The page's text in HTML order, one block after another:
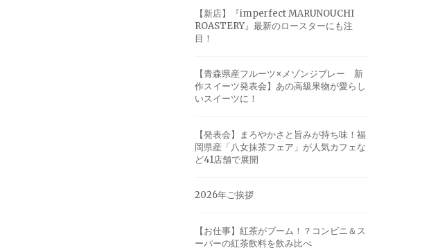
【新店】『imperfect MARUNOUCHI
ROASTERY』最新のロースターにも注
目！
【青森県産フルーツ×メゾンジブレー 新
作スイーツ発表会】あの高級果物が愛らし
いスイーツに！
【発表会】まろやかさと旨みが持ち味！福
岡県産「八女抹茶フェア」が人気カフェな
ど41店舗で展開
2026年ご挨拶
【お仕事】紅茶がブーム！？コンビニ＆ス
ーパーの紅茶飲料を飲み比べ